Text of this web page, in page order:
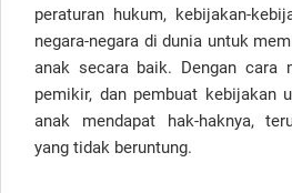
peraturan hukum, kebijakan-
negara-negara di dunia untuk
anak secara baik. Dengan cara
pemikir, dan pembuat kebijakan
anak mendapat hak-haknya,
yang tidak beruntung.